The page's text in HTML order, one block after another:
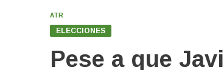
ATR
ELECCIONES
Pese a que